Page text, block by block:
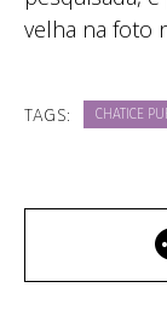
velha na foto
TAGS: CHATICE